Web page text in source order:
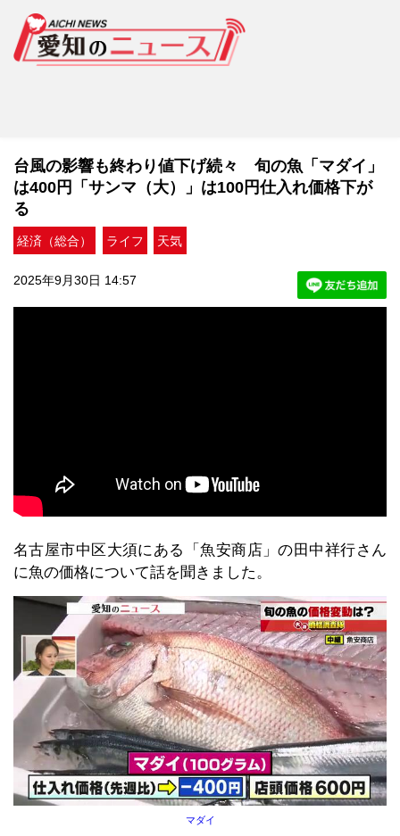
台風の影響も終わり値下げ続々 旬の魚「マダイ」
は400円「サンマ（大）」は100円仕入れ価格下が
る
経済（総合） ライフ 天気
2025年9月30日 14:57
名古屋市中区大須にある「魚安商店」の田中祥行さん
に魚の価格について話を聞きました。
マダイ